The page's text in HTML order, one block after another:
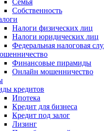
Семья
Собственность
Налоги физических лиц
Налоги юридических лиц
Федеральная налоговая
Финансовые пирамиды
Онлайн мошенничество
кредитов
Ипотека
Кредит для бизнеса
Кредит под залог
Лизинг